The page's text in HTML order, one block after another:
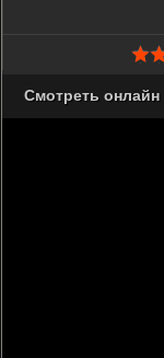
Смотреть онлайн